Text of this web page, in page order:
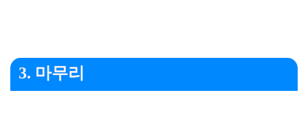
3. 마무리